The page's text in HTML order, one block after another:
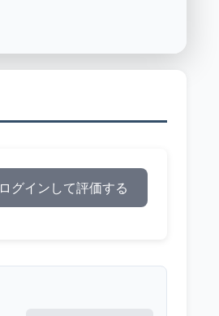
ログインして評価する